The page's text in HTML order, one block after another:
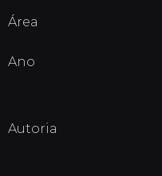
Área
Ano
Autoria